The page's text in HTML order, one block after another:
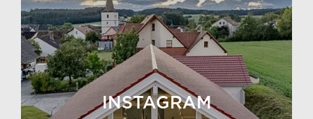
INSTAGRAM